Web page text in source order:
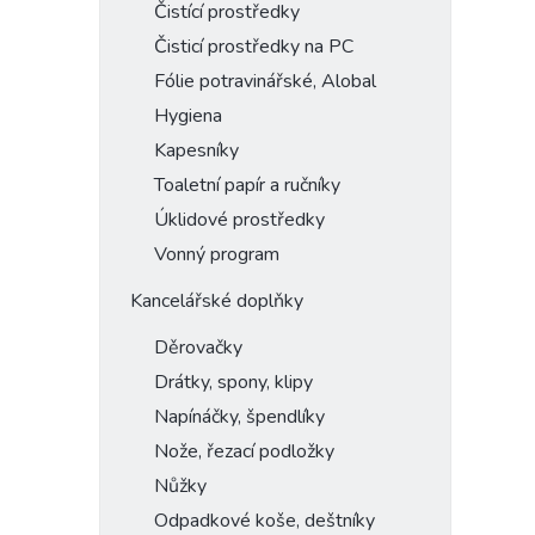
Čistící prostředky
Čisticí prostředky na PC
Fólie potravinářské, Alobal
Hygiena
Kapesníky
Toaletní papír a ručníky
Úklidové prostředky
Vonný program
Kancelářské doplňky
Děrovačky
Drátky, spony, klipy
Napínáčky, špendlíky
Nože, řezací podložky
Nůžky
Odpadkové koše, deštníky